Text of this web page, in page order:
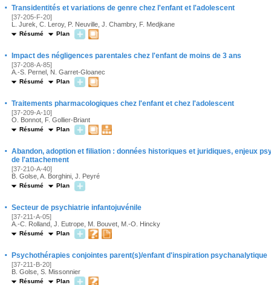
· Transidentités et variations de genre chez l'enfant et l'adolescent
[37-205-F-20]
L. Jurek, C. Leroy, P. Neuville, J. Chambry, F. Medjkane
Résumé Plan
· Impact des négligences parentales chez l'enfant de moins de 3 ans
[37-208-A-85]
A.-S. Pernel, N. Garret-Gloanec
Résumé Plan
· Traitements pharmacologiques chez l'enfant et chez l'adolescent
[37-209-A-10]
O. Bonnot, F. Gollier-Briant
Résumé Plan
· Abandon, adoption et filiation : données historiques et juridiques, enjeux
de l'attachement
[37-210-A-40]
B. Golse, A. Borghini, J. Peyré
Résumé Plan
· Secteur de psychiatrie infantojuvénile
[37-211-A-05]
A.-C. Rolland, J. Eutrope, M. Bouvet, M.-O. Hincky
Résumé Plan
· Psychothérapies conjointes parent(s)/enfant d'inspiration psychanalytique
[37-211-B-20]
B. Golse, S. Missonnier
Résumé Plan